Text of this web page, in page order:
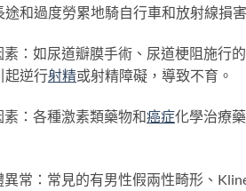
和過度勞累地騎自行車和放射線損害
如尿道瓣膜手術、尿道梗阻施行
起逆行射精或射精障礙，導致不育。
：各種激素類藥物和癌症化學治療
：常見的有男性假兩性畸形、